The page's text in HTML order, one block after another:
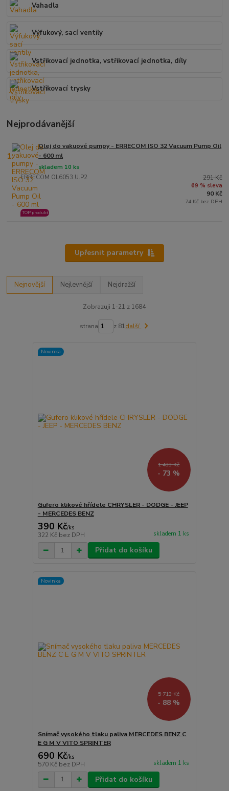
Vahadla
Výfukový, sací ventily
Vstřikovací jednotka, vstřikovací jednotka, díly
Vstřikovací trysky
Nejprodávanější
1.
Olej do vakuové pumpy - ERRECOM ISO 32 Vacuum Pump Oil
- 600 ml
ERRECOM OL6053.U.P2
skladem 10 ks
TOP produkt
291 Kč
69 % sleva
90 Kč
74 Kč bez DPH
Upřesnit parametry
Nejnovější Nejlevnější Nejdražší
Zobrazuji 1-21 z 1684
strana z 81další
Novinka
1 433 Kč
- 73 %
Gufero klikové hřídele CHRYSLER - DODGE - JEEP
- MERCEDES BENZ
390 Kč/ks
322 Kč bez DPH skladem 1 ks
Přidat do košíku
Novinka
5 713 Kč
- 88 %
Snímač vysokého tlaku paliva MERCEDES BENZ C
E G M V VITO SPRINTER
690 Kč/ks
570 Kč bez DPH skladem 1 ks
Přidat do košíku